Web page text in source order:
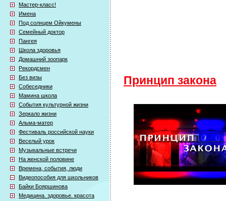
Мастер-класс!
Имена
Под солнцем Ойкумены
Семейный доктор
Пангея
Школа здоровья
Домашний зоопарк
Рекордсмен
Без визы
Собеседники
Мамина школа
События культурной жизни
Зеркало жизни
Альма-матер
Фестиваль российской науки
Веселый урок
Музыкальные встречи
На женской половине
Времена, события, люди
Видеопособия для школьников
Байки Бояршинова
Медицина. здоровье. красота
Принцип закона